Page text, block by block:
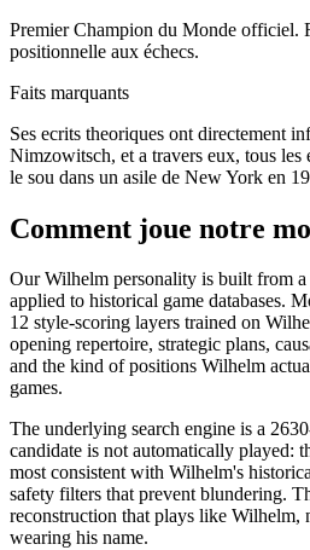
Premier Champion du Monde officiel.
positionnelle aux échecs.
Faits marquants
Ses ecrits theoriques ont directement
Nimzowitsch, et a travers eux, tous les
le sou dans un asile de New York en
Comment joue notre
Our Wilhelm personality is built from a
applied to historical game databases.
12 style-scoring layers trained on
opening repertoire, strategic plans,
and the kind of positions Wilhelm
games.
The underlying search engine is a
candidate is not automatically played:
most consistent with Wilhelm's
safety filters that prevent blundering.
reconstruction that plays like Wilhelm,
wearing his name.